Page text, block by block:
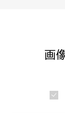
画